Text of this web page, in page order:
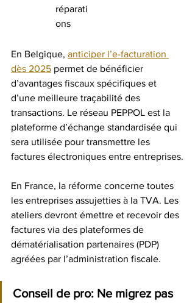
réparati
ons
En Belgique, anticiper l’e-facturation
dès 2025 permet de bénéficier
d’avantages fiscaux spécifiques et
d’une meilleure traçabilité des
transactions. Le réseau PEPPOL est la
plateforme d’échange standardisée qui
sera utilisée pour transmettre les
factures électroniques entre entreprises.
En France, la réforme concerne toutes
les entreprises assujetties à la TVA. Les
ateliers devront émettre et recevoir des
factures via des plateformes de
dématérialisation partenaires (PDP)
agréées par l’administration fiscale.
Conseil de pro: Ne migrez pas